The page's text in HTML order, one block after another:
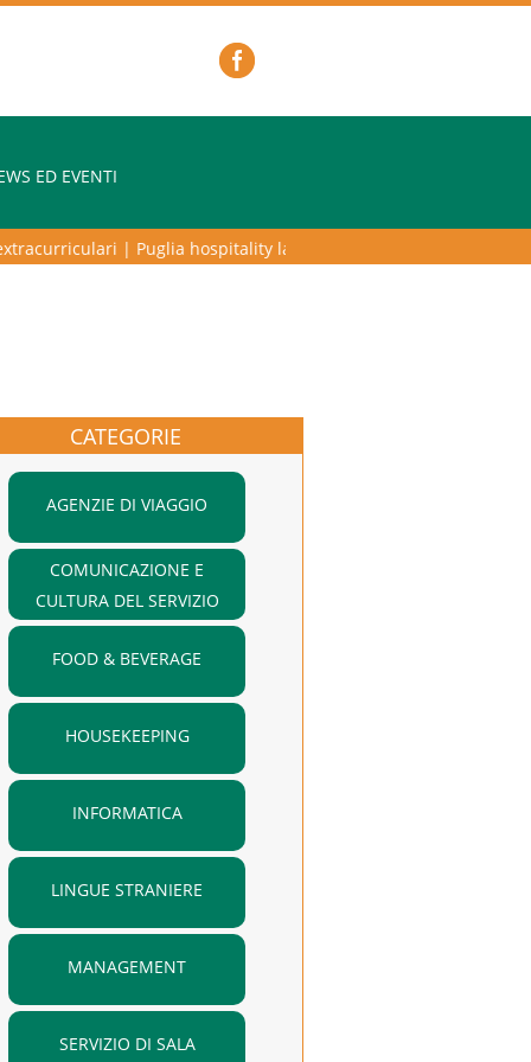
ED EVENTI
|Puglia hospitality lab – programma di alta
CATEGORIE
AGENZIE DI VIAGGIO
COMUNICAZIONE E
CULTURA DEL SERVIZIO
FOOD & BEVERAGE
HOUSEKEEPING
INFORMATICA
LINGUE STRANIERE
MANAGEMENT
SERVIZIO DI SALA